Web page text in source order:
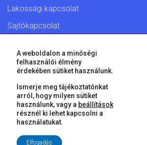
Lakossági kapcsolat
Sajtókapcsolat
© 2026 Győr Megyei Jogú Város •
A weboldalon a minőségi
felhasználói élmény
érdekében sütiket használunk.
Ismerje meg tájékoztatónkat
arról, hogy milyen sütiket
használunk, vagy a beállítások
résznél ki lehet kapcsolni a
használatukat.
Elfogadás